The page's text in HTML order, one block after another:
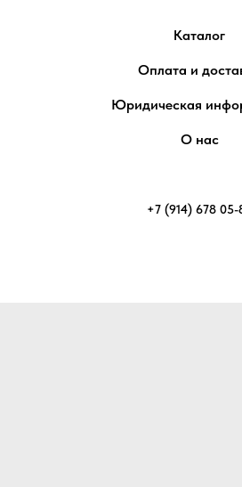
Каталог
Оплата и
Юридическая
О нас
+7 (914) 678 05-